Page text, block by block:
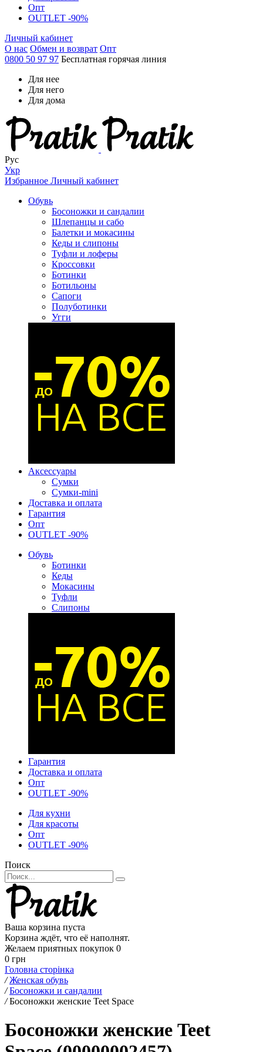
Опт
OUTLET -90%
Личный кабинет
О нас Обмен и возврат Опт
0800 50 97 97 Бесплатная горячая линия
Для нее
Для него
Для дома
Рус
Укр
Избранное Личный кабинет
Обувь
Босоножки и сандалии
Шлепанцы и сабо
Балетки и мокасины
Кеды и слипоны
Туфли и лоферы
Кроссовки
Ботинки
Ботильоны
Сапоги
Полуботинки
Угги
Аксессуары
Сумки
Сумки-mini
Доставка и оплата
Гарантия
Опт
OUTLET -90%
Обувь
Ботинки
Кеды
Мокасины
Туфли
Слипоны
Гарантия
Доставка и оплата
Опт
OUTLET -90%
Для кухни
Для красоты
Опт
OUTLET -90%
Поиск
Ваша корзина пуста
Корзина ждёт, что её наполнят.
Желаем приятных покупок 0
0 грн
Головна сторінка
/ Женская обувь
/ Босоножки и сандалии
/ Босоножки женские Teet Space
Босоножки женские Teet